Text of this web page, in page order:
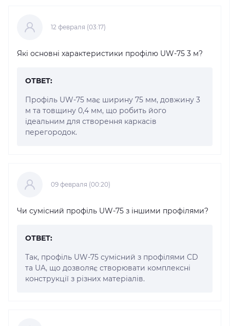
12 февраля (03:17)
Які основні характеристики профілю UW-75 3 м?
ОТВЕТ:
Профіль UW-75 має ширину 75 мм, довжину 3
м та товщину 0,4 мм, що робить його
ідеальним для створення каркасів
перегородок.
09 февраля (00:20)
Чи сумісний профіль UW-75 з іншими профілями?
ОТВЕТ:
Так, профіль UW-75 сумісний з профілями CD
та UA, що дозволяє створювати комплексні
конструкції з різних матеріалів.